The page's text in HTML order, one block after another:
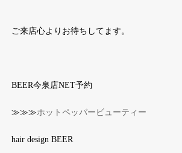
ご来店心よりお待ちしてます。
BEER今泉店NET予約
≫≫≫ホットペッパービューティー
hair design BEER